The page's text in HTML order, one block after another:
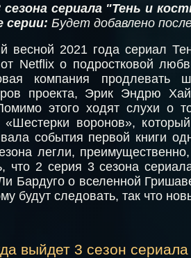
сезона сериала "Тень и
серии: Будет добавлено
весной 2021 года сериал
от Netflix о подростковой
компания
проекта, Эрик Эндрю
этого ходят слухи о
воронов»,
события первой книги
легли,
что 2 серия 3 сезона
Бардуго о вселенной
будут следовать, так что
выйдет 3 сезон